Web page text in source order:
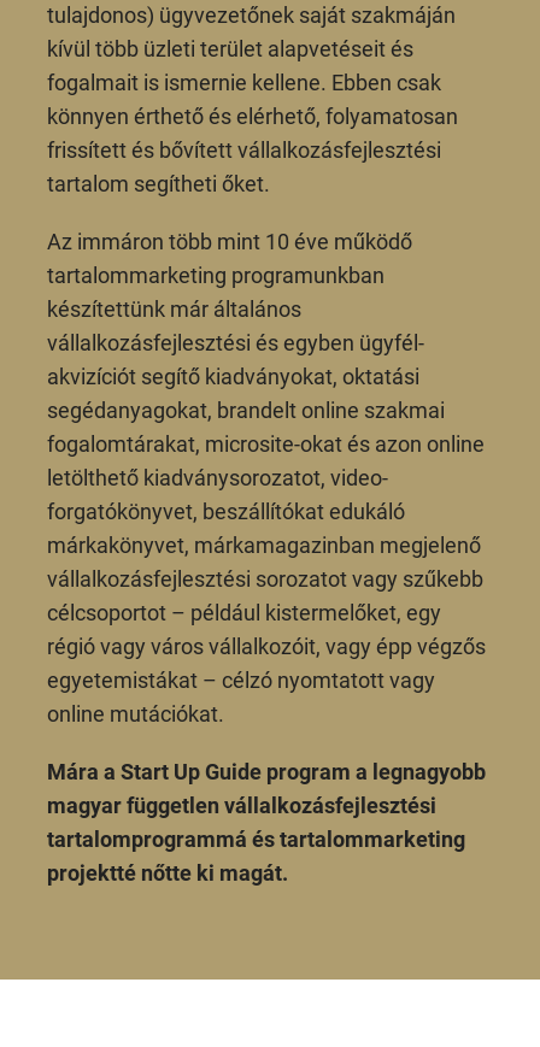
tulajdonos) ügyvezetőnek saját szakmáján
kívül több üzleti terület alapvetéseit és
fogalmait is ismernie kellene. Ebben csak
könnyen érthető és elérhető, folyamatosan
frissített és bővített vállalkozásfejlesztési
tartalom segítheti őket.
Az immáron több mint 10 éve működő
tartalommarketing programunkban
készítettünk már általános
vállalkozásfejlesztési és egyben ügyfél-
akvizíciót segítő kiadványokat, oktatási
segédanyagokat, brandelt online szakmai
fogalomtárakat, microsite-okat és azon online
letölthető kiadványsorozatot, video-
forgatókönyvet, beszállítókat edukáló
márkakönyvet, márkamagazinban megjelenő
vállalkozásfejlesztési sorozatot vagy szűkebb
célcsoportot – például kistermelőket, egy
régió vagy város vállalkozóit, vagy épp végzős
egyetemistákat – célzó nyomtatott vagy
online mutációkat.
Mára a Start Up Guide program a legnagyobb
magyar független vállalkozásfejlesztési
tartalomprogrammá és tartalommarketing
projektté nőtte ki magát.